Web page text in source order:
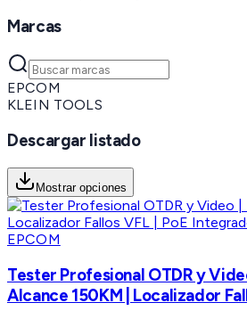
Marcas
EPCOM
KLEIN TOOLS
Descargar listado
Mostrar opciones
EPCOM
Tester Profesional OTDR y
Alcance 150KM | Localizador